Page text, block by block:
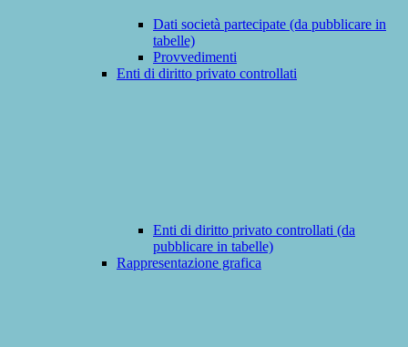
Dati società partecipate (da pubblicare in
tabelle)
Provvedimenti
Enti di diritto privato controllati
Enti di diritto privato controllati (da
pubblicare in tabelle)
Rappresentazione grafica